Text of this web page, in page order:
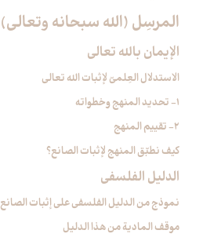
المرسِل (الله سبحانه وتعالى)
الإيمان بالله تعالى‏
الاستدلال العِلميّ لإثبات الله تعالى‏
1- تحديد المنهج وخطواته
2- تقييم المنهج
كيف نطبّق المنهج لإثبات الصانع؟
الدليل الفلسفي‏
نموذج من الدليل الفلسفي على إثبات الصانع
موقف المادية من هذا الدليل